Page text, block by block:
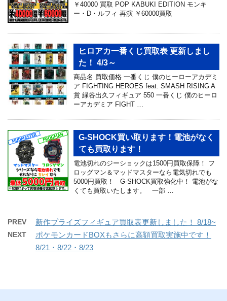
￥40000 買取 POP KABUKI EDITION モンキ
ー・D・ルフィ 再演 ￥60000買取
ヒロアカ一番くじ買取表 更新しまし
た！ 4/3～
商品名 買取価格 一番くじ 僕のヒーローアカデミ
ア FIGHTING HEROES feat. SMASH RISING A
賞 緑谷出久フィギュア 550 一番くじ 僕のヒーロ
ーアカデミア FIGHT …
G-SHOCK買い取ります！電池がなく
ても買取ります！
電池切れのジーショックは1500円買取保障！ フ
ロッグマン＆マッドマスターなら電気切れでも
5000円買取！ G-SHOCK買取強化中！ 電池がな
くても買取いたします。 一部 …
PREV 新作プライズフィギュア買取表更新しました！ 8/18~
NEXT
ポケモンカードBOXもさらに高額買取実施中です！
8/21・8/22・8/23